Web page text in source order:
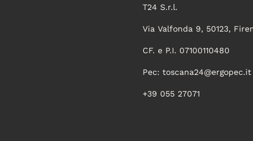
T24 S.r.l.
Via Valfonda 9, 50123,
CF. e P.I. 07100110480
Pec: toscana24@ergopec.it
+39 055 27071